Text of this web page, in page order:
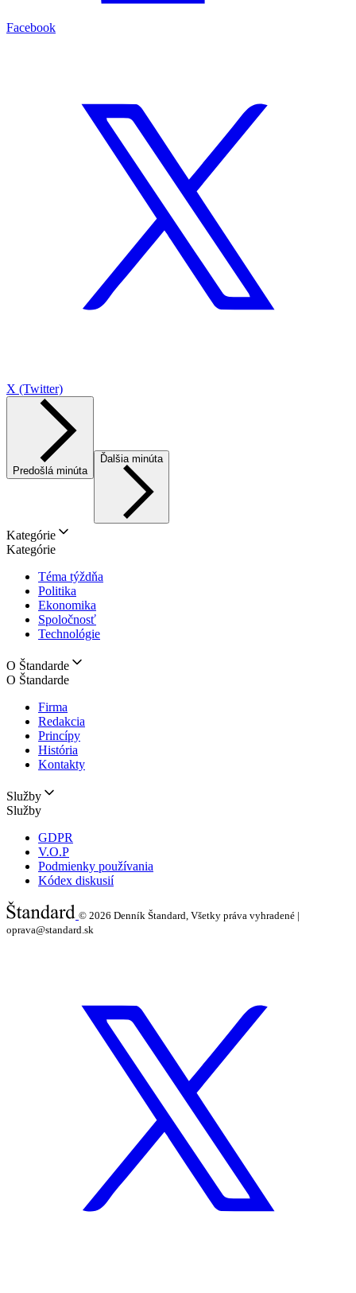
Facebook
X (Twitter)
Predošlá minúta
Ďalšia minúta
Kategórie
Kategórie
Téma týždňa
Politika
Ekonomika
Spoločnosť
Technológie
O Štandarde
O Štandarde
Firma
Redakcia
Princípy
História
Kontakty
Služby
Služby
GDPR
V.O.P
Podmienky používania
Kódex diskusií
© 2026 Denník Štandard, Všetky práva vyhradené |
oprava@standard.sk